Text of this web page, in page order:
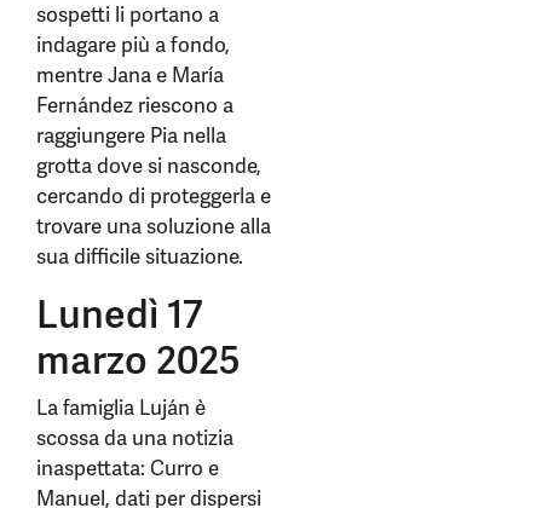
sospetti li portano a
indagare più a fondo,
mentre Jana e María
Fernández riescono a
raggiungere Pia nella
grotta dove si nasconde,
cercando di proteggerla e
trovare una soluzione alla
sua difficile situazione.
Lunedì 17
marzo 2025
La famiglia Luján è
scossa da una notizia
inaspettata: Curro e
Manuel, dati per dispersi